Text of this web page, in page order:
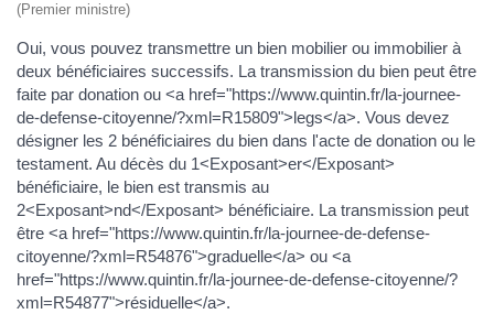
(Premier ministre)
Oui, vous pouvez transmettre un bien mobilier ou immobilier à
deux bénéficiaires successifs. La transmission du bien peut être
faite par donation ou <a href="https://www.quintin.fr/la-journee-
de-defense-citoyenne/?xml=R15809">legs</a>. Vous devez
désigner les 2 bénéficiaires du bien dans l'acte de donation ou le
testament. Au décès du 1<Exposant>er</Exposant>
bénéficiaire, le bien est transmis au
2<Exposant>nd</Exposant> bénéficiaire. La transmission peut
être <a href="https://www.quintin.fr/la-journee-de-defense-
citoyenne/?xml=R54876">graduelle</a> ou <a
href="https://www.quintin.fr/la-journee-de-defense-citoyenne/?
xml=R54877">résiduelle</a>.